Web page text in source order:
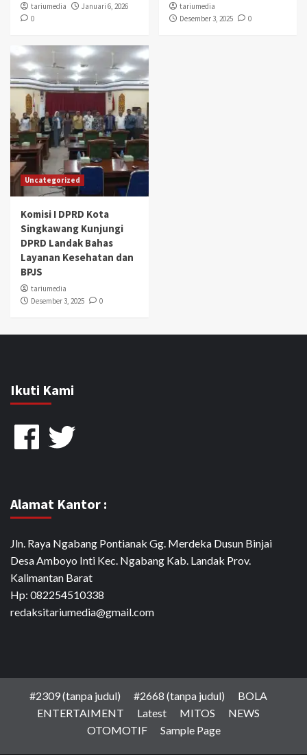
tariumedia
Januari 6, 2026
0
tariumedia
Desember 3, 2025
0
Uncategorized
Komisi I DPRD Kota
Singkawang Kunjungi
DPRD Landak Bahas
Layanan Kesehatan dan
BPJS
tariumedia
Desember 3, 2025
0
Ikuti Kami
FacebookTwitter
Alamat Kantor :
Jln. Raya Ngabang Pontianak Gg. Merdeka Dusun Binjai
Desa Amboyo Inti Kec. Ngabang Kab. Landak Prov.
Kalimantan Barat
Hp: 082254510338
redaksitariumedia@gmail.com
#2309 (tanpa judul) #2668 (tanpa judul)
BOLA
ENTERTAIMENT
Latest MITOS
NEWS
OTOMOTIF
Sample Page